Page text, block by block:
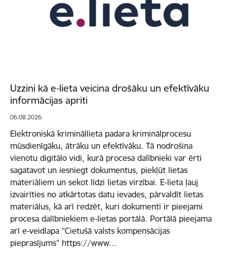
Uzzini kā e-lieta veicina drošāku un efektīvāku
informācijas apriti
06.08.2026.
Elektroniskā krimināllieta padara kriminālprocesu
mūsdienīgāku, ātrāku un efektīvāku. Tā nodrošina
vienotu digitālo vidi, kurā procesa dalībnieki var ērti
sagatavot un iesniegt dokumentus, piekļūt lietas
materiāliem un sekot līdzi lietas virzībai. E-lieta ļauj
izvairīties no atkārtotas datu ievades, pārvaldīt lietas
materiālus, kā arī redzēt, kuri dokumenti ir pieejami
procesa dalībniekiem e-lietas portālā. Portālā pieejama
arī e-veidlapa “Cietušā valsts kompensācijas
pieprasījums” https://www…